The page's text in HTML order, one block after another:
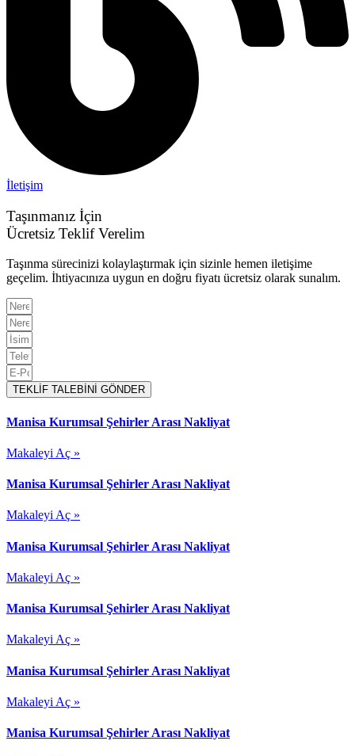
İletişim
Taşınmanız İçin
Ücretsiz Teklif Verelim
Taşınma sürecinizi kolaylaştırmak için sizinle hemen iletişime
geçelim. İhtiyacınıza uygun en doğru fiyatı ücretsiz olarak sunalım.
TEKLİF TALEBİNİ GÖNDER
Manisa Kurumsal Şehirler Arası Nakliyat
Makaleyi Aç »
Manisa Kurumsal Şehirler Arası Nakliyat
Makaleyi Aç »
Manisa Kurumsal Şehirler Arası Nakliyat
Makaleyi Aç »
Manisa Kurumsal Şehirler Arası Nakliyat
Makaleyi Aç »
Manisa Kurumsal Şehirler Arası Nakliyat
Makaleyi Aç »
Manisa Kurumsal Şehirler Arası Nakliyat